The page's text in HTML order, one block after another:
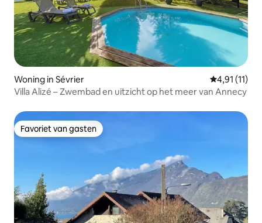
Woning in Sévrier Gemiddelde
4,91 (11)
Villa Alizé – Zwembad en uitzicht op het meer van Annecy
Favoriet van gasten
Favoriet van gasten